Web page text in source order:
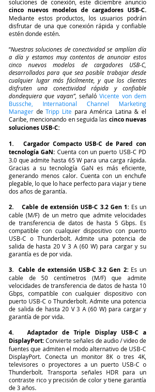
cinco nuevos modelos de cargadores USB-C.
Mediante estos productos, los usuarios podrán
disfrutar de una que conexión rápida y confiable
estén donde estén.
“Nuestras soluciones de conectividad se amplían día
a día y estamos muy contentos de anunciar estos
cinco nuevos modelos de cargadores USB-C,
desarrollados para que sea posible trabajar desde
cualquier lugar más fácilmente, y que los clientes
disfruten una conectividad rápida y confiable
dondequiera que vayan”, señaló Vicente von dem
Bussche, International Channel Marketing
Manager de Tripp Lite para América Latina & el
Caribe, mencionando en seguida las cinco nuevas
soluciones USB-C:
1.   Cargador Compacto USB-C de Pared con
tecnología GaN: Cuenta con un puerto USB-C PD
3.0 que admite hasta 65 W para una carga rápida.
Gracias a su tecnología GaN es más eficiente,
generando menos calor. Cuenta con un enchufe
plegable, lo que lo hace perfecto para viajar y tiene
dos años de garantía.
2.    Cable de extensión USB-C 3.2 Gen 1: Es un
cable (M/F) de un metro que admite velocidades
de transferencia de datos de hasta 5 Gbps. Es
compatible con cualquier dispositivo con puerto
USB-C o Thunderbolt. Admite una potencia de
salida de hasta 20 V 3 A (60 W) para cargar y su
garantía es de por vida.
3.  Cable de extensión USB-C 3.2 Gen 2: Es un
cable de 50 centímetros (M/F) que admite
velocidades de transferencia de datos de hasta 10
Gbps, compatible con cualquier dispositivo con
puerto USB-C o Thunderbolt. Admite una potencia
de salida de hasta 20 V 3 A (60 W) para cargar y
garantía de por vida.
4.   Adaptador de Triple Display USB-C a
DisplayPort: Convierte señales de audio / video de
fuentes que admiten el modo alternativo de USB-C
DisplayPort. Conecta un monitor 8K o tres 4K,
televisores o proyectores a un puerto USB-C o
Thunderbolt. Transporta señales HDR para un
contraste rico y precisión de color y tiene garantía
de 3 años.